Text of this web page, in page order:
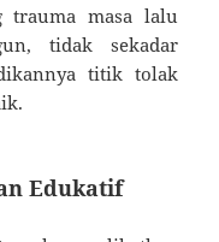
trauma masa lalu
tidak sekadar
titik tolak
Edukatif